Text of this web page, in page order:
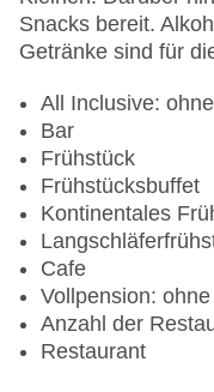
Snacks bereit.
Getränke sind für
All Inclusive:
Bar
Frühstück
Frühstücksbuffet
Kontinentales
Cafe
Vollpension:
Anzahl der
Restaurant